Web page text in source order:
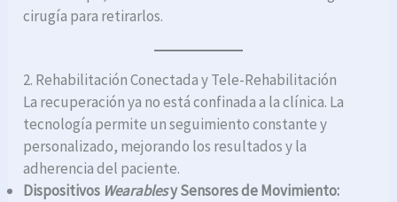
cirugía para retirarlos.
2. Rehabilitación Conectada y Tele-Rehabilitación
La recuperación ya no está confinada a la clínica. La
tecnología permite un seguimiento constante y
personalizado, mejorando los resultados y la
adherencia del paciente.
Dispositivos Wearablesy Sensores de Movimiento: